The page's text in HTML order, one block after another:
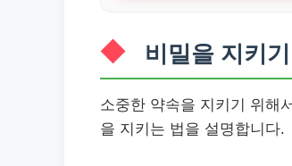
비밀을 지키
소중한 약속을 지키기 위해
을 지키는 법을 설명합니다.